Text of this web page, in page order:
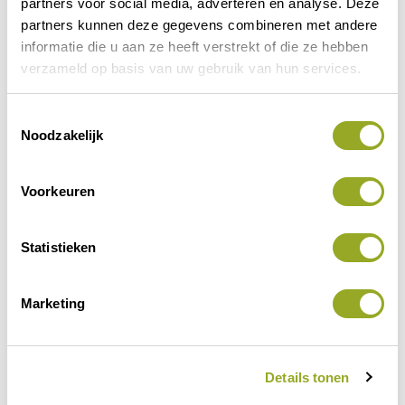
partners kunnen deze gegevens combineren met andere
informatie die u aan ze heeft verstrekt of die ze hebben
verzameld op basis van uw gebruik van hun services.
Noodzakelijk
Voorkeuren
Statistieken
Marketing
Details tonen
Vorige korting Volgende korting